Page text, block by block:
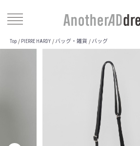
Top / PIERRE HARDY / バッグ・雑貨 / バッグ